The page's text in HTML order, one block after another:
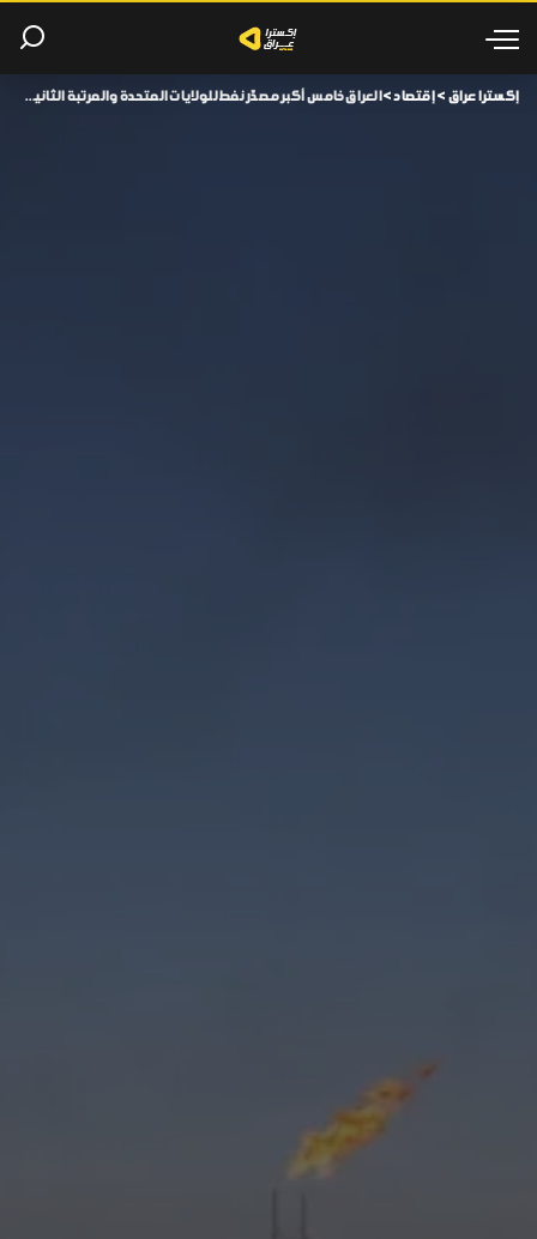
إكسترا عراق >إقتصاد>العراق خامس أكبر مصدّر نفط للولايات المتحدة والمرتبة الثانية عربياً